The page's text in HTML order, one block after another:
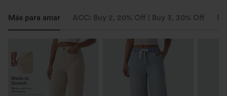
Más para amar ACC: Buy 2, 20% Off | Buy 3, 30% Off